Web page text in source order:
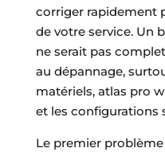
corriger rapidement
de votre service. Un
ne serait pas
au dépannage,
matériels, atlas pro
et les configurations
Le premier